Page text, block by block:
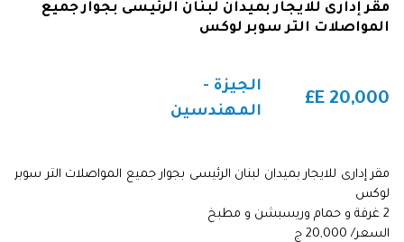
مقر إدارى للايجار بميدان لبنان الرئيسى بجوار جميع
المواصلات التر سوبر لوكس
E£ 20,000
الجيزة -
المهندسين
مقر إدارى للايجار بميدان لبنان الرئيسى بجوار جميع المواصلات التر سوبر
لوكس
2 غرفة و حمام وريسبشن و مطبخ
السعر/ 20,000 ج